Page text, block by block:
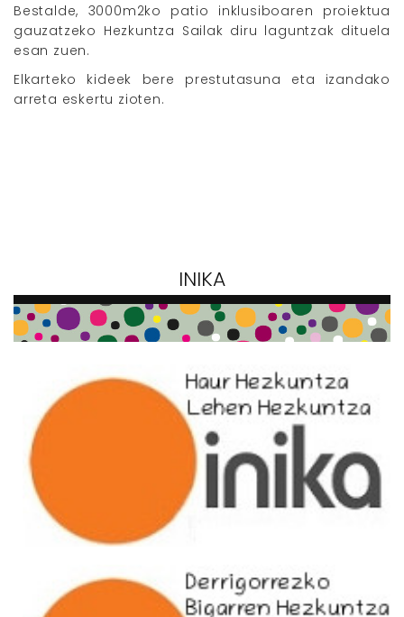
Bestalde, 3000m2ko patio inklusiboaren proiektua
gauzatzeko Hezkuntza Sailak diru laguntzak dituela
esan zuen.
Elkarteko kideek bere prestutasuna eta izandako
arreta eskertu zioten.
INIKA